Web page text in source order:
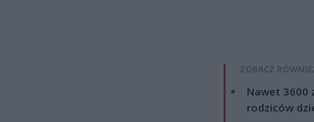
ZOBACZ
Nawet 3600
rodziców